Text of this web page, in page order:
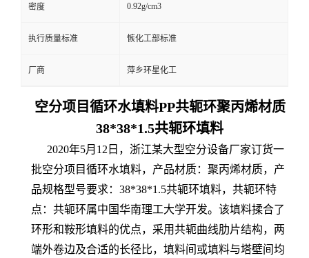
密度 0.92g/cm3
执行质量标准 愱化工部标准
厂商 萍乡环星化工
空分项目循环水填料PP共轭环聚丙烯材质
38*38*1.5共轭环填料
2020年5月12日，浙江某大型空分设备厂家订货一
批空分项目循环水填料，产品材质：聚丙烯材质，产
品规格型号要求：38*38*1.5共轭环填料，共轭环特
点：共轭环属中国华南理工大学开发。该填料揉合了
环形和鞍形填料的优点，采用共轭曲线肋片结构，两
端外卷边及合适的长径比，填料间或填料与塔壁间均